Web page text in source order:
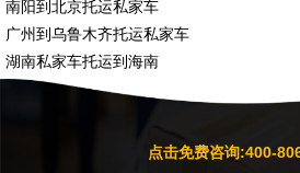
南阳到北京托运私家车
广州到乌鲁木齐托运私家车
湖南私家车托运到海南
点击免费咨询:400-